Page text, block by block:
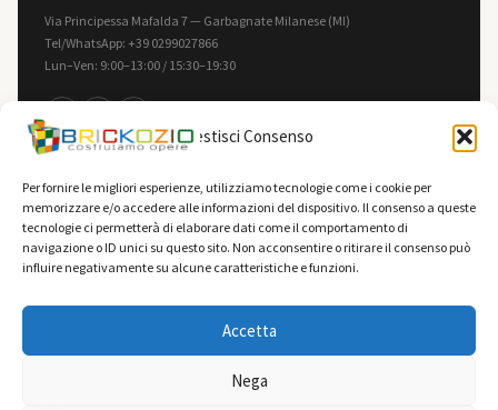
Gestisci Consenso
Per fornire le migliori esperienze, utilizziamo tecnologie come i cookie per
memorizzare e/o accedere alle informazioni del dispositivo. Il consenso a queste
tecnologie ci permetterà di elaborare dati come il comportamento di
navigazione o ID unici su questo sito. Non acconsentire o ritirare il consenso può
influire negativamente su alcune caratteristiche e funzioni.
Accetta
Nega
Via Principessa Mafalda 7 — Garbagnate Milanese (MI)
Tel/WhatsApp: +39 0299027866
Lun–Ven: 9:00–13:00 / 15:30–19:30
INFORMAZIONI
Contatti
F.A.Q.
Spedizioni
LEGALE
Privacy Policy
Cookie Policy
Termini e Condizioni